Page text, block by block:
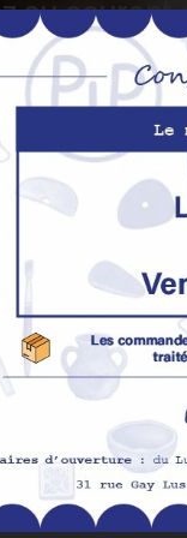
au courant